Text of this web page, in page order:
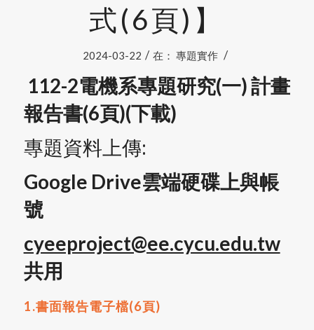
式(6頁)】
2024-03-22 / 在： 專題實作 /
112-2電機系專題研究(一) 計畫
報告書(6頁)(下載)
專題資料上傳:
Google Drive雲端硬碟上與帳
號
cyeeproject@ee.cycu.edu.tw
共用
1.書面報告電子檔(6頁)